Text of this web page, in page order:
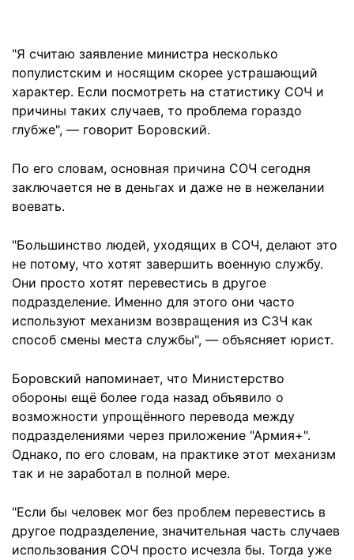
"Я считаю заявление министра несколько
популистским и носящим скорее устрашающий
характер. Если посмотреть на статистику СОЧ и
причины таких случаев, то проблема гораздо
глубже", — говорит Боровский.
По его словам, основная причина СОЧ сегодня
заключается не в деньгах и даже не в нежелании
воевать.
"Большинство людей, уходящих в СОЧ, делают это
не потому, что хотят завершить военную службу.
Они просто хотят перевестись в другое
подразделение. Именно для этого они часто
используют механизм возвращения из СЗЧ как
способ смены места службы", — объясняет юрист.
Боровский напоминает, что Министерство
обороны ещё более года назад объявило о
возможности упрощённого перевода между
подразделениями через приложение "Армия+".
Однако, по его словам, на практике этот механизм
так и не заработал в полной мере.
"Если бы человек мог без проблем перевестись в
другое подразделение, значительная часть случаев
использования СОЧ просто исчезла бы. Тогда уже